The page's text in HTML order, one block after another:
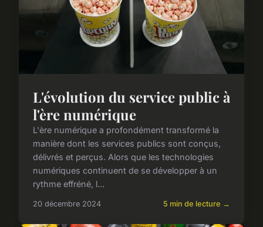
L'évolution du service public à
l'ère numérique
L'ère numérique a profondément transformé la
manière dont les services publics sont conçus,
délivrés et perçus. Alors que les technologies
numériques continuent de se développer à un
rythme effréné, l...
20 décembre 2024 5 min de lecture →